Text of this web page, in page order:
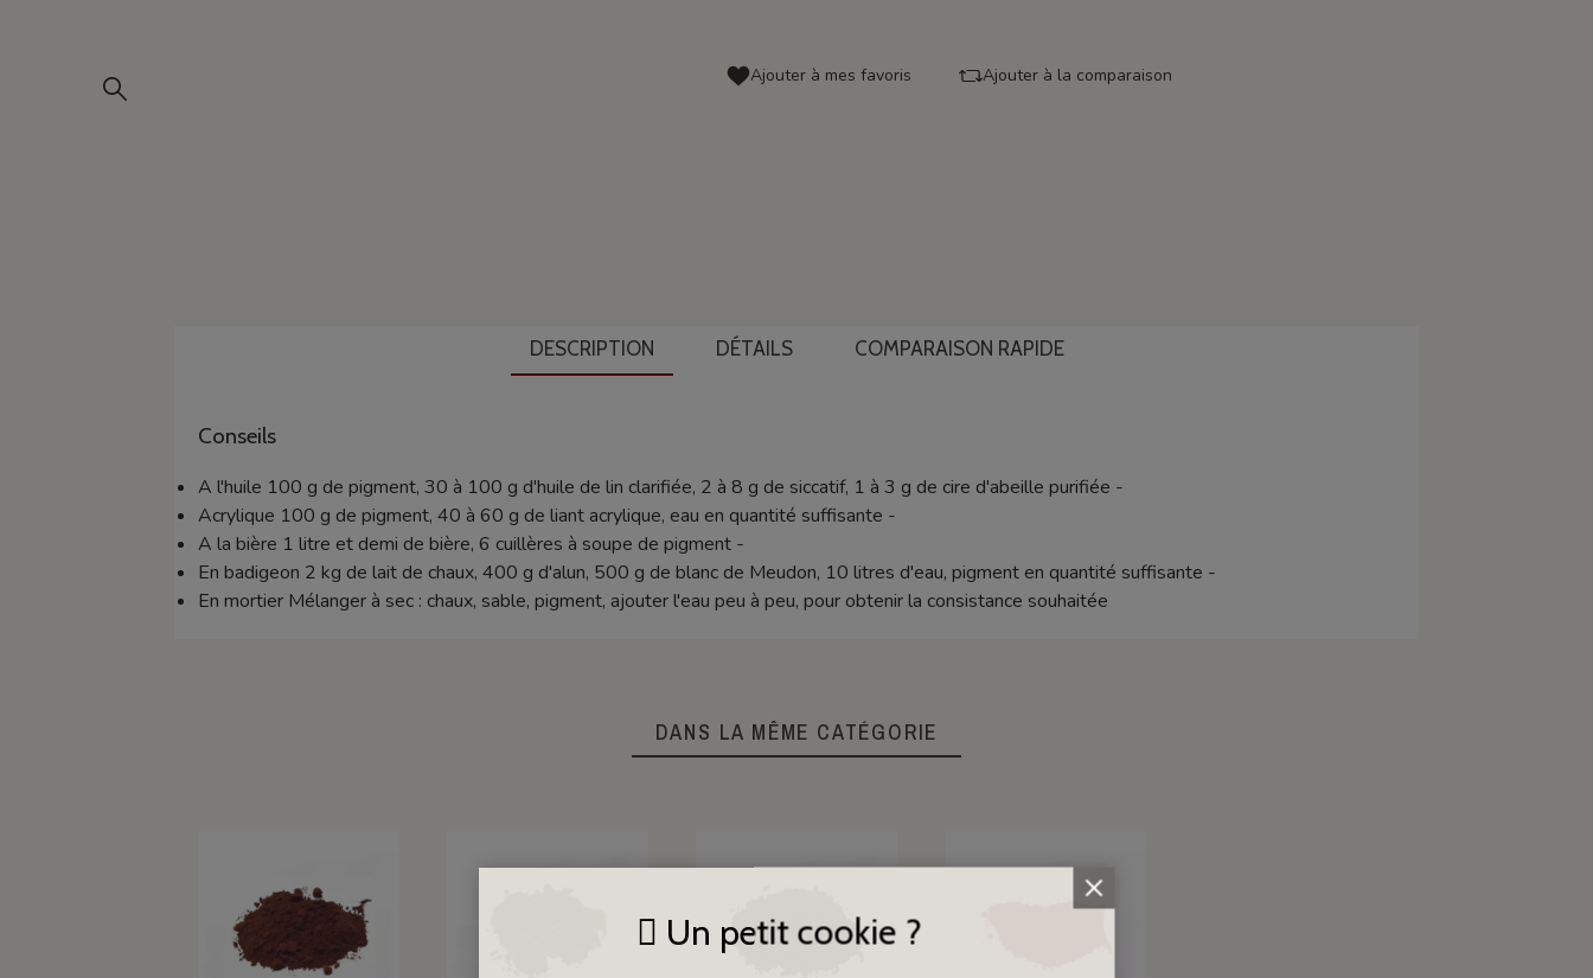
Ajouter à mes favoris Ajouter à la comparaison
DESCRIPTION DÉTAILS COMPARAISON RAPIDE
Conseils
A l'huile 100 g de pigment, 30 à 100 g d'huile de lin clarifiée, 2 à 8 g de siccatif, 1 à 3 g de cire d'abeille purifiée -
Acrylique 100 g de pigment, 40 à 60 g de liant acrylique, eau en quantité suffisante -
A la bière 1 litre et demi de bière, 6 cuillères à soupe de pigment -
En badigeon 2 kg de lait de chaux, 400 g d'alun, 500 g de blanc de Meudon, 10 litres d'eau, pigment en quantité suffisante -
En mortier Mélanger à sec : chaux, sable, pigment, ajouter l'eau peu à peu, pour obtenir la consistance souhaitée
DANS LA MÊME CATÉGORIE
Un petit cookie ?